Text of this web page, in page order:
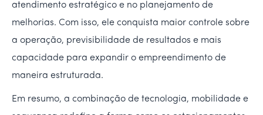
atendimento estratégico e no planejamento de
melhorias. Com isso, ele conquista maior controle sobre
a operação, previsibilidade de resultados e mais
capacidade para expandir o empreendimento de
maneira estruturada.
Em resumo, a combinação de tecnologia, mobilidade e